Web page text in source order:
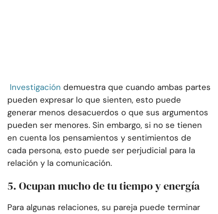
Investigación demuestra que cuando ambas partes
pueden expresar lo que sienten, esto puede
generar menos desacuerdos o que sus argumentos
pueden ser menores. Sin embargo, si no se tienen
en cuenta los pensamientos y sentimientos de
cada persona, esto puede ser perjudicial para la
relación y la comunicación.
5. Ocupan mucho de tu tiempo y energía
Para algunas relaciones, su pareja puede terminar